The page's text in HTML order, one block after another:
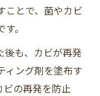
ことで、菌やカビ
。
後も、カビが再発
ィング剤を塗布す
ビの再発を防止